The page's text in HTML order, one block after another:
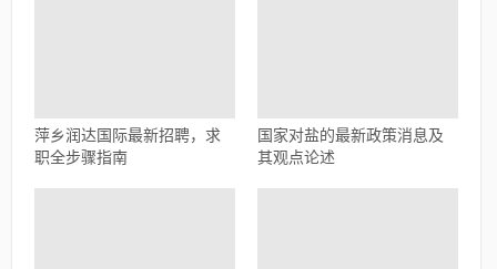
萍乡润达国际最新招聘，求
职全步骤指南
国家对盐的最新政策消息及
其观点论述